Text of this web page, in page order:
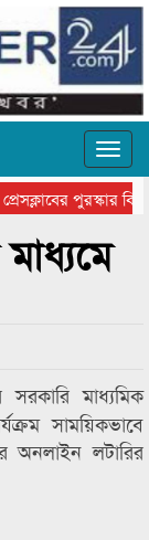
পুরস্কার
আহাদের খুনি
সরকারি মাধ্যমিক
সাময়িকভাবে
অনলাইন লটারির